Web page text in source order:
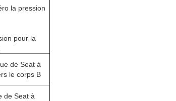
la pression
pour la
de Seat à
le corps B
de Seat à